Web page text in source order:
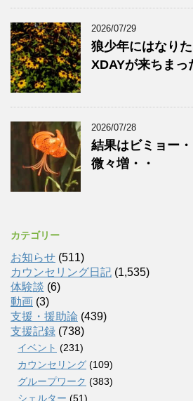
2026/07/29
狼少年にはなり
XDAYが来ちまっ
2026/07/28
結果はビミョー
微々増・・
カテゴリー
お知らせ (511)
カウンセリング日記 (1,535)
体験談 (6)
動画 (3)
支援・援助論 (439)
支援記録 (738)
イベント (231)
カウンセリング (109)
グループワーク (383)
シェルター (51)